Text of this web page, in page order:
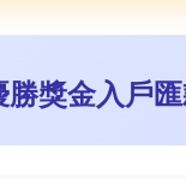
勝獎金入戶